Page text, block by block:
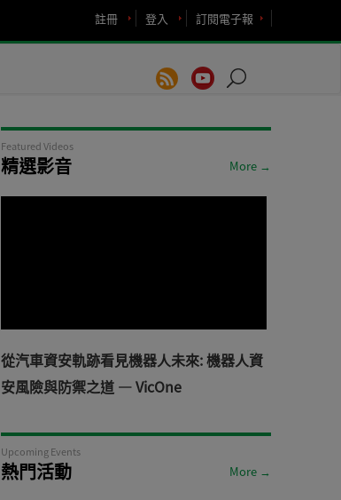
訂閱電子報
登入
註冊
Featured Videos
精選影音 More →
從汽車資安軌跡看見機器人未來: 機器人資
安風險與防禦之道 — VicOne
Upcoming Events
熱門活動 More →